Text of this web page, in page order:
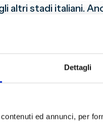
Dettagli
ed annunci, per
stadi italiani.
da Milano,
Roma-Berlino.
il pubblico poté
come una
e culturale
contro la